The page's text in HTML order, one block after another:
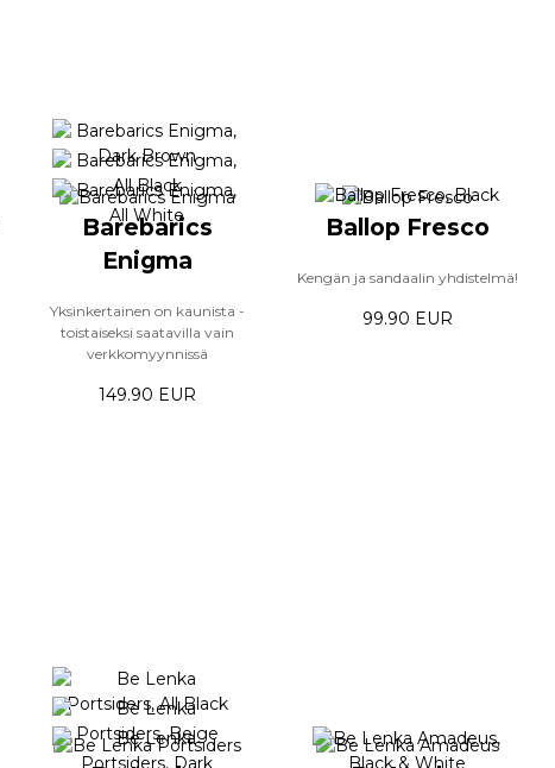
Barebarics
Enigma
Yksinkertainen on kaunista -
toistaiseksi saatavilla vain
verkkomyynnissä
149.90 EUR
Ballop Fresco
Kengän ja sandaalin yhdistelmä!
99.90 EUR